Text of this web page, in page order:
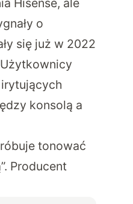
o
się już w 2022
konsolą a
tonować
Producent